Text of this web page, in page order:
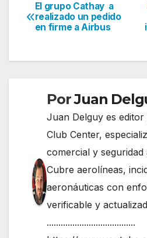
Navegación
de
entradas
El grupo Cathay a
realizado un pedido
en firme a Airbus
PorJuan
Juan Delguy es
Club Center,
comercial y seguridad
Cubre aerolíneas,
aeronáuticas con
verificable y
......................................